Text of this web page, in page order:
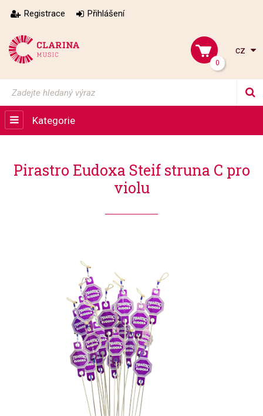
Registrace Přihlášení
0
cz
Kategorie
Pirastro Eudoxa Steif struna C pro
violu